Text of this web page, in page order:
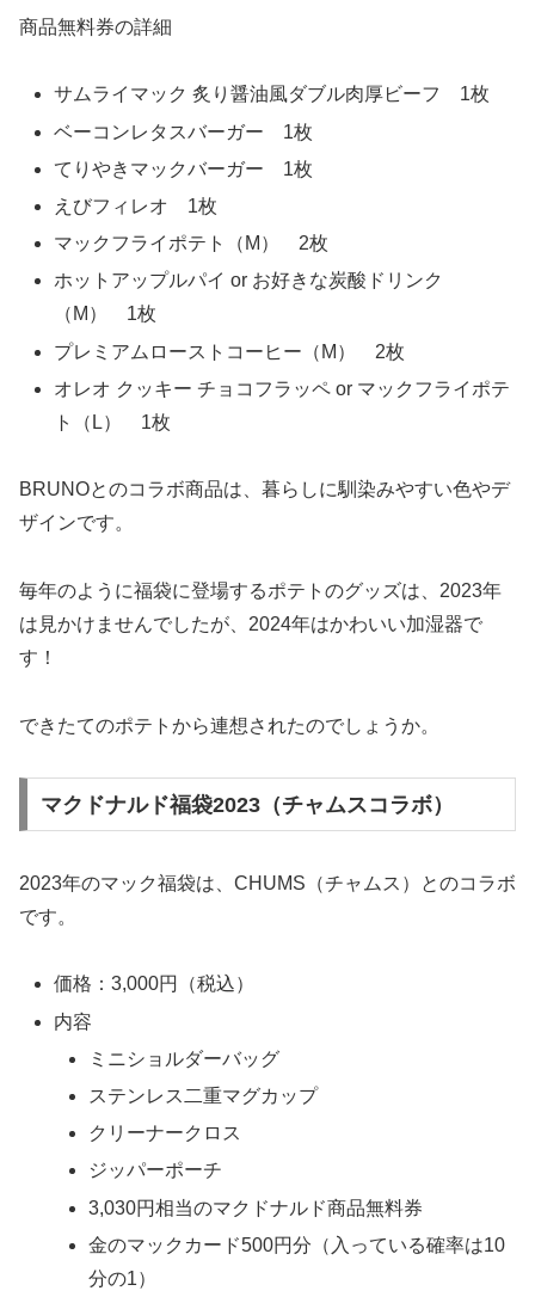
商品無料券の詳細
サムライマック 炙り醤油風ダブル肉厚ビーフ 1枚
ベーコンレタスバーガー 1枚
てりやきマックバーガー 1枚
えびフィレオ 1枚
マックフライポテト（M） 2枚
ホットアップルパイ or お好きな炭酸ドリンク
（M） 1枚
プレミアムローストコーヒー（M） 2枚
オレオ クッキー チョコフラッペ or マックフライポテ
ト（L） 1枚
BRUNOとのコラボ商品は、暮らしに馴染みやすい色やデ
ザインです。
毎年のように福袋に登場するポテトのグッズは、2023年
は見かけませんでしたが、2024年はかわいい加湿器で
す！
できたてのポテトから連想されたのでしょうか。
マクドナルド福袋2023（チャムスコラボ）
2023年のマック福袋は、CHUMS（チャムス）とのコラボ
です。
価格：3,000円（税込）
内容
ミニショルダーバッグ
ステンレス二重マグカップ
クリーナークロス
ジッパーポーチ
3,030円相当のマクドナルド商品無料券
金のマックカード500円分（入っている確率は10
分の1）